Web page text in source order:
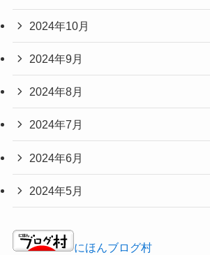
2024年10月
2024年9月
2024年8月
2024年7月
2024年6月
2024年5月
にほんブログ村